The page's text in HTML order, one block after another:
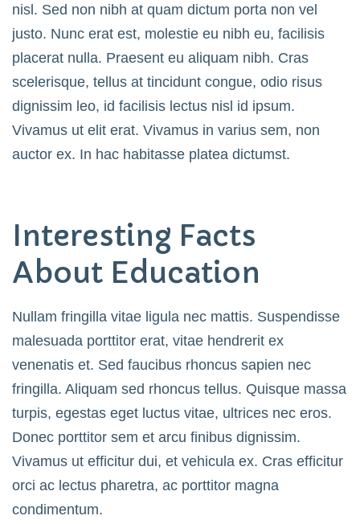
nisl. Sed non nibh at quam dictum porta non vel
justo. Nunc erat est, molestie eu nibh eu, facilisis
placerat nulla. Praesent eu aliquam nibh. Cras
scelerisque, tellus at tincidunt congue, odio risus
dignissim leo, id facilisis lectus nisl id ipsum.
Vivamus ut elit erat. Vivamus in varius sem, non
auctor ex. In hac habitasse platea dictumst.
Interesting Facts
About Education
Nullam fringilla vitae ligula nec mattis. Suspendisse
malesuada porttitor erat, vitae hendrerit ex
venenatis et. Sed faucibus rhoncus sapien nec
fringilla. Aliquam sed rhoncus tellus. Quisque massa
turpis, egestas eget luctus vitae, ultrices nec eros.
Donec porttitor sem et arcu finibus dignissim.
Vivamus ut efficitur dui, et vehicula ex. Cras efficitur
orci ac lectus pharetra, ac porttitor magna
condimentum.